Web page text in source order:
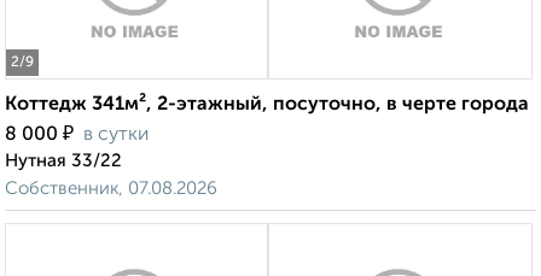
2/9
Коттедж 341м², 2-этажный, посуточно, в черте города
8 000 ₽ в сутки
Нутная 33/22
Собственник, 07.08.2026